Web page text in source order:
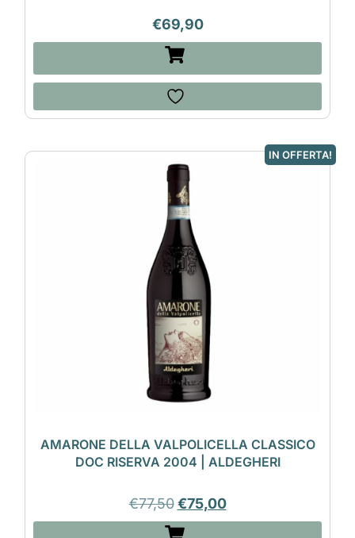
€69,90
IN OFFERTA!
AMARONE DELLA VALPOLICELLA CLASSICO
DOC RISERVA 2004 | ALDEGHERI
€77,50 €75,00